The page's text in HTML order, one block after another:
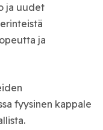
ja uudet
ja
fyysinen kappale